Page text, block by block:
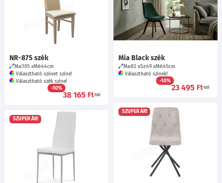
NR-875 szék
Ma:105 Mé:44cm
Választható szövet színe!
Választható szék színe!
-10%
38 165 Ft-tól
Mia Black szék
Ma:82 Sz:49 Mé:45cm
Választható színek!
-10%
23 495 Ft-tól
SZUPER ÁR!
SZUPER ÁR!